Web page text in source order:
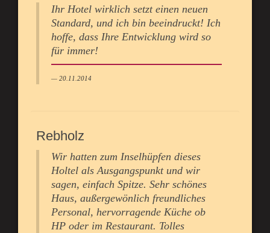
Ihr Hotel wirklich setzt einen neuen
Standard, und ich bin beeindruckt! Ich
hoffe, dass Ihre Entwicklung wird so
für immer!
20.11.2014
Rebholz
Wir hatten zum Inselhüpfen dieses
Holtel als Ausgangspunkt und wir
sagen, einfach Spitze. Sehr schönes
Haus, außergewönlich freundliches
Personal, hervorragende Küche ob
HP oder im Restaurant. Tolles